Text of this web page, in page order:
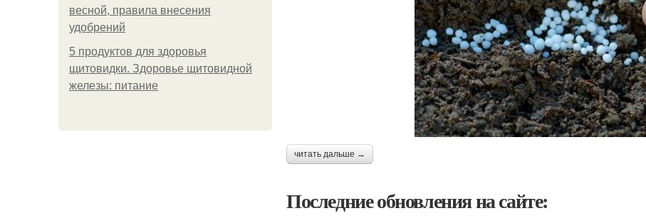
весной, правила внесения
удобрений
5 продуктов для здоровья
щитовидки. Здоровье щитовидной
железы: питание
читать дальше →
Последние обновления на сайте: